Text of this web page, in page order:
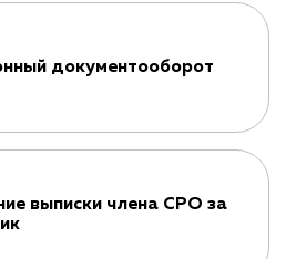
документооборот
выписки члена СРО за